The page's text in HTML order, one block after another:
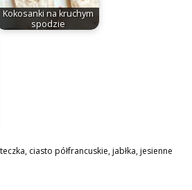
Kokosanki na kruchym
spodzie
, ciasto półfrancuskie,jabłka,jesienne